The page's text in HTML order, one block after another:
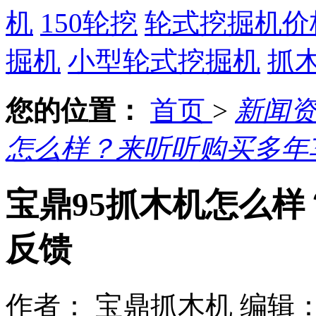
机 150轮挖 轮式挖掘机
掘机 小型轮式挖掘机 抓
您的位置： 首页 > 新闻
怎么样？来听听购买多
宝鼎95抓木机怎么
反馈
作者： 宝鼎抓木机 编辑